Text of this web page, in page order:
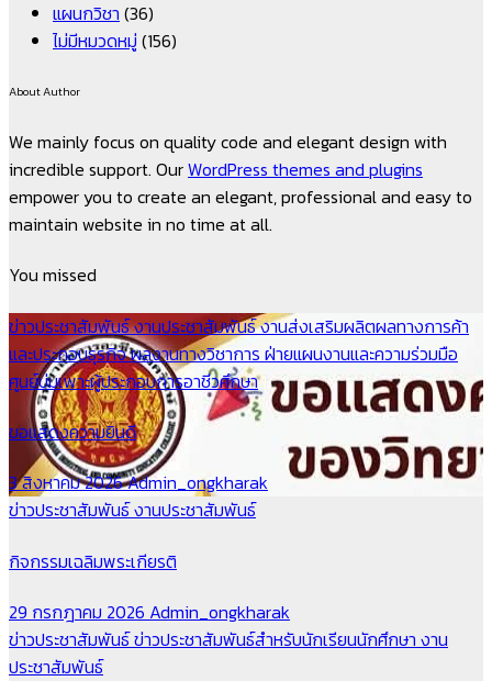
แผนกวิชา (36)
ไม่มีหมวดหมู่ (156)
About Author
We mainly focus on quality code and elegant design with
incredible support. OurWordPress themes and plugins
empower you to create an elegant, professional and easy to
maintain website in no time at all.
You missed
ข่าวประชาสัมพันธ์งานประชาสัมพันธ์งานส่งเสริมผลิตผลทางการค้า
และประกอบธุรกิจผลงานทางวิชาการ ฝ่ายแผนงานและความร่วมมือ
ศูนย์บ่มเพาะผู้ประกอบการอาชีวศึกษา
ขอแสดงความยินดี
3 สิงหาคม 2026Admin_ongkharak
ข่าวประชาสัมพันธ์งานประชาสัมพันธ์
กิจกรรมเฉลิมพระเกียรติ
29 กรกฎาคม 2026 Admin_ongkharak
ข่าวประชาสัมพันธ์ข่าวประชาสัมพันธ์สำหรับนักเรียนนักศึกษา งาน
ประชาสัมพันธ์